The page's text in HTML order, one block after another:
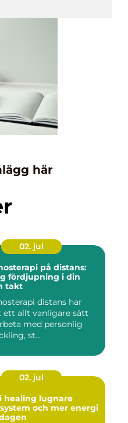
här
02. jul
på distans:
fördjupning i din
takt
distans har
ett allt vanligare sätt
med personlig
st...
02. jul
lugnare
och mer energi